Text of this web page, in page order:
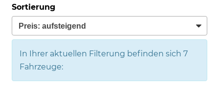
Sortierung
In Ihrer aktuellen Filterung befinden sich 7
Fahrzeuge: